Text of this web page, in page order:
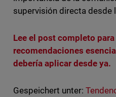
supervisión directa desde
Lee el post completo
recomendaciones
debería aplicar desde ya.
Gespeichert unter: